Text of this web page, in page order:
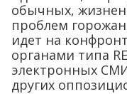
обычных,
проблем
идет на
органами типа
электронных
других